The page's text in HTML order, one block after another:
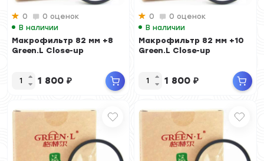
0
0 оценок
В наличии
Макрофильтр 82 мм +8
Green.L Close-up
1 800 ₽
0
0 оценок
В наличии
Макрофильтр 82 мм +10
Green.L Close-up
1 800 ₽